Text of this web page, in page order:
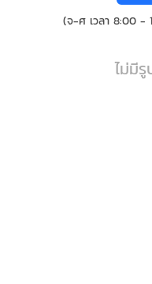
(จ-ศ เวลา 8:00 -
ไม่มี